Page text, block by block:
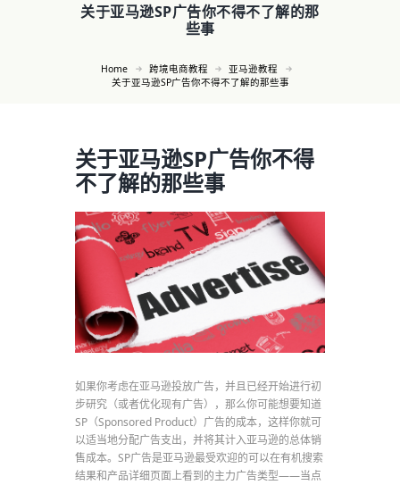
关于亚马逊SP广告你不得不了解的那
些事
Home 跨境电商教程
亚马逊教程
关于亚马逊SP广告你不得不了解的那些事
关于亚马逊SP广告你不得
不了解的那些事
如果你考虑在亚马逊投放广告，并且已经开始进行初
步研究（或者优化现有广告），那么你可能想要知道
SP（Sponsored Product）广告的成本，这样你就可
以适当地分配广告支出，并将其计入亚马逊的总体销
售成本。SP广告是亚马逊最受欢迎的可以在有机搜索
结果和产品详细页面上看到的主力广告类型——当点